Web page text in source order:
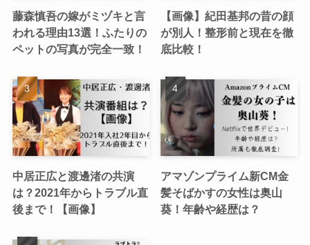
藤森慎吾の嫁がミヅキと言
われる理由13選！ふたりの
ペットの写真が完全一致！
【画像】紀田基邦の昔の顔
が別人！整形前と現在を徹
底比較！
中居正広と渡邊渚の共演
は？2021年からトラブル直
後まで！【画像】
アマゾンプライム新CM金
髪そばかすの女性は奥山
葵！年齢や経歴は？